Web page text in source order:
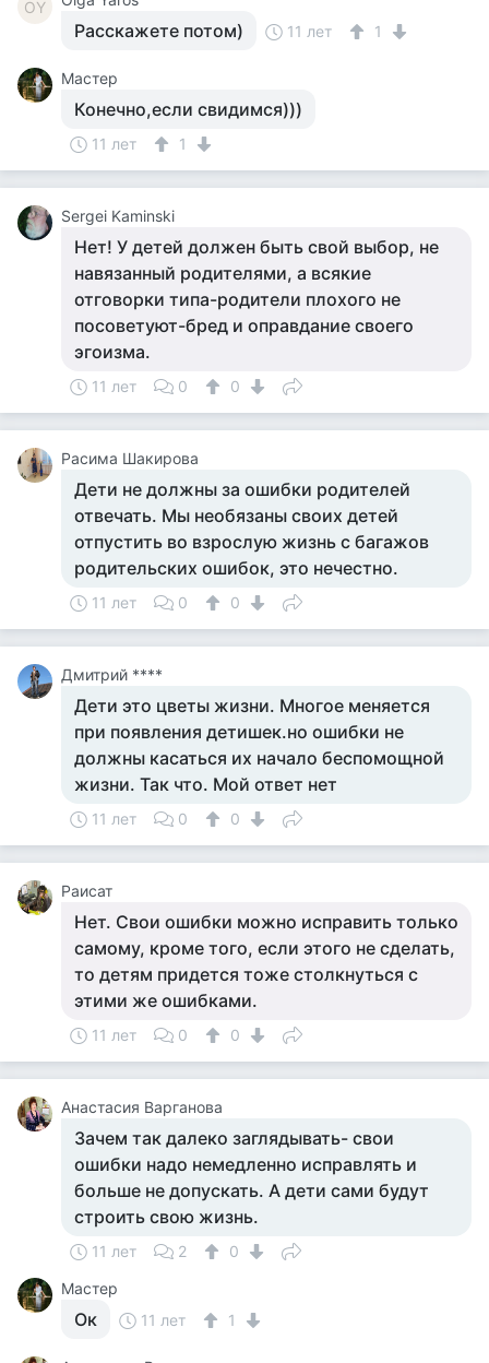
OY
Расскажете потом) 11 лет 1
Мастер
Конечно,если свидимся)))
11 лет 1
Sergei Kaminski
Нет! У детей должен быть свой выбор, не
навязанный родителями, а всякие
отговорки типа-родители плохого не
посоветуют-бред и оправдание своего
эгоизма.
11 лет 0 0
Расима Шакирова
Дети не должны за ошибки родителей
отвечать. Мы необязаны своих детей
отпустить во взрослую жизнь с багажов
родительских ошибок, это нечестно.
11 лет 0 0
Дмитрий ****
Дети это цветы жизни. Многое меняется
при появления детишек.но ошибки не
должны касаться их начало беспомощной
жизни. Так что. Мой ответ нет
11 лет 0 0
Раисат
Нет. Свои ошибки можно исправить только
самому, кроме того, если этого не сделать,
то детям придется тоже столкнуться с
этими же ошибками.
11 лет 0 0
Анастасия Варганова
Зачем так далеко заглядывать- свои
ошибки надо немедленно исправлять и
больше не допускать. А дети сами будут
строить свою жизнь.
11 лет 2
0
Мастер
Ок 11 лет 1